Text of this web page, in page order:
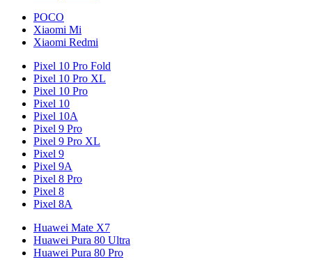
POCO
Xiaomi Mi
Xiaomi Redmi
Pixel 10 Pro Fold
Pixel 10 Pro XL
Pixel 10 Pro
Pixel 10
Pixel 10A
Pixel 9 Pro
Pixel 9 Pro XL
Pixel 9
Pixel 9A
Pixel 8 Pro
Pixel 8
Pixel 8A
Huawei Mate X7
Huawei Pura 80 Ultra
Huawei Pura 80 Pro